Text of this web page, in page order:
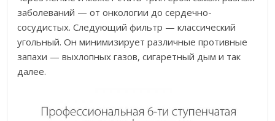
заболеваний — от онкологии до сердечно-
сосудистых.Следующий фильтр — классический
угольный. Он минимизирует различные противные
запахи — выхлопных газов, сигаретный дым и так
далее.